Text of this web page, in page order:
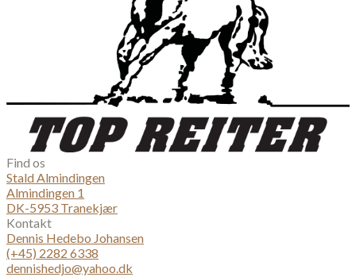
Find os
Stald Almindingen
Almindingen 1
DK-5953 Tranekjær
Kontakt
Dennis Hedebo Johansen
(+45) 2282 6338
dennishedjo@yahoo.dk